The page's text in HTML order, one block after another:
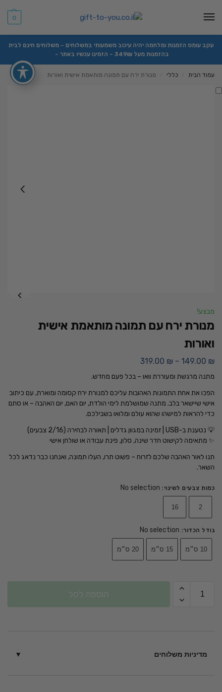
0
עקב עומס הזמנות ומלחמה יהיה עיכוב משמעותי במשלוחים – משלוחים חינם לבית
בהזמנות מעל 349₪ – הזמינו עכשיו באתר –
עמוד הבית כללי מנורת ירח עם תמונה מותאמת אישית ואורות
מבצע!
מנורת ירח עם תמונה מותאמת אישית
ואורות
149.00 ₪
–
319.00 ₪
מתנה מרגשת ומעוררת וואו – בכל פעם מחדש.
הפכו את אחת התמונות האהובות עליכם למנורת ירח קסומה ומוארת, עם כיתוב
אישי שיישאר בלב. מתנה שמושלמת לימי הולדת, יום האם, יום האהבה – או סתם
כדי להראות למישהו שהוא עולם ומלואו בשבילכם.
💡 נטענת ב-USB | זמינה במגוון גדלים | תאורה לבחירה (2/16 צבעים)
✨ מתאימה לקישוט חדר שינה, סלון, פינת עבודה או שולחן אישי
תנו לאור האהבה שלכם לזרוח – פשוט תרו, העלו תמונה, ואנחנו כבר נדאג לכל
השאר.
כמות צבעים לשינוי :
No selection
2
16
גודל הכדור:
No selection
10 ס״מ 15 ס״מ 20 ס״מ
הוספה לסל
מדיניות משלוחים